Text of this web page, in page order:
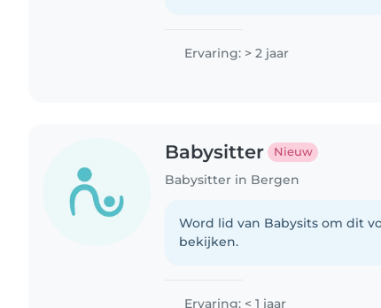
Ervaring: > 2 jaar
Babysitter Nieuw
Babysitter in Bergen
Word lid van Babysits om dit
bekijken.
Ervaring: < 1 jaar